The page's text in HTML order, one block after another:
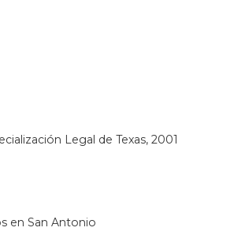
Legal de Texas, 2001
en San Antonio